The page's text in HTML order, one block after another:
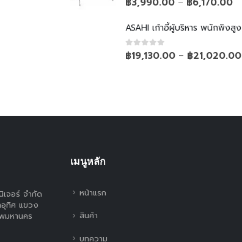
ASAHI เก้าอี้ผู้บริหาร พนักพิงสูง
0out of 5
฿19,130.00 – ฿21,020.00
จอร์ จำกัด
อุทิศ แขวง
มหานคร
เมนูหลัก
หน้าแรก
สินค้า
บทความ